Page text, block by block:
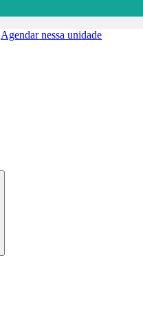
Agendar nessa unidade